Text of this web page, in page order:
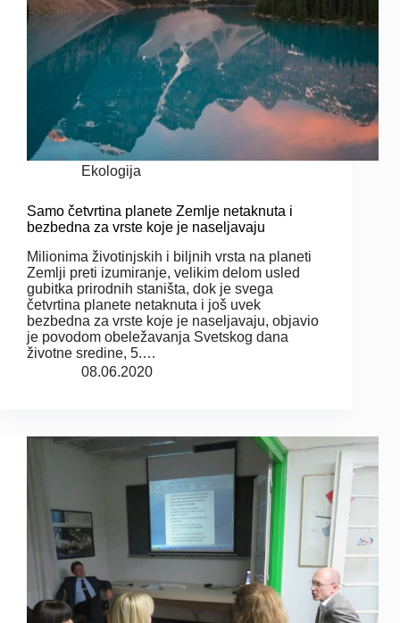
Ekologija
Samo četvrtina planete Zemlje netaknuta i
bezbedna za vrste koje je naseljavaju
Milionima životinjskih i biljnih vrsta na planeti
Zemlji preti izumiranje, velikim delom usled
gubitka prirodnih staništa, dok je svega
četvrtina planete netaknuta i još uvek
bezbedna za vrste koje je naseljavaju, objavio
je povodom obeležavanja Svetskog dana
životne sredine, 5.…
08.06.2020